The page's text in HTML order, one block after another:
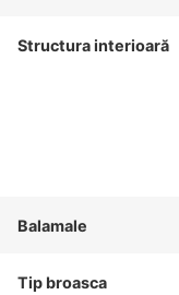
Structura interioară
Balamale
Tip broasca